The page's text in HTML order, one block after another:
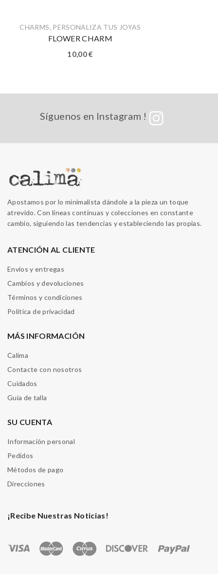
CHARMS, PERSONALIZA TUS JOYAS
FLOWER CHARM
10,00€
Síguenos en Instagram !
Apostamos por lo minimalista dándole a la pieza un toque
atrevido. Con líneas continuas y colecciones en constante
cambio, siguiendo las tendencias y estableciendo las propias.
ATENCIÓN AL CLIENTE
Envíos y entregas
Cambios y devoluciones
Términos y condiciones
Política de privacidad
MÁS INFORMACIÓN
Calima
Contacte con nosotros
Cuidados
Guía de talla
SU CUENTA
Información personal
Pedidos
Métodos de pago
Direcciones
¡Recibe Nuestras Noticias!